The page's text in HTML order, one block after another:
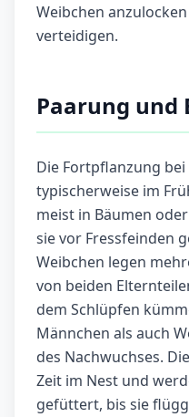
Weibchen
verteidigen.
Paarung und
Die Fortpflanzung
typischerweise im
meist in Bäumen
sie vor Fressfeinden
Weibchen legen
von beiden
dem Schlüpfen
Männchen als auch
des Nachwuchses.
Zeit im Nest und
gefüttert, bis sie